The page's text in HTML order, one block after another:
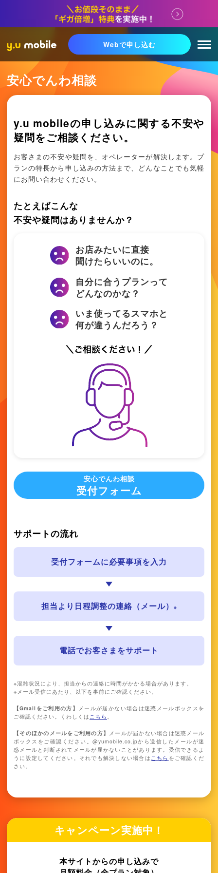
Webで申し込む
安心でんわ相談
y.u mobileの申し込みに関する不安や
疑問をご相談ください。
お客さまの不安や疑問を、オペレーターが解決します。プ
ランの特長から申し込みの方法まで、どんなことでも気軽
にお問い合わせください。
たとえばこんな
不安や疑問はありませんか？
お店みたいに直接
聞けたらいいのに。
自分に合うプランって
どんなのかな？
いま使ってるスマホと
何が違うんだろう？
安心でんわ相談
受付フォーム
サポートの流れ
受付フォームに必要事項を入力
担当より日程調整の連絡（メール） ※
電話でお客さまをサポート
※混雑状況により、担当からの連絡に時間がかかる場合があります。
※メール受信にあたり、以下を事前にご確認ください。
【Gmailをご利用の方】
メールが届かない場合は迷惑メールボックスを
ご確認ください。くわしくは こちら
【そのほかのメールをご利用の方】
メールが届かない場合は迷惑メール
ボックスをご確認ください。@yumobile.co.jpから送信したメールが迷
惑メールと判断されてメールが届かないことがあります。受信できるよ
うに設定してください。それでも解決しない場合は こちら をご確認くだ
さい。
キャンペーン実施中！
本サイトからの申し込みで